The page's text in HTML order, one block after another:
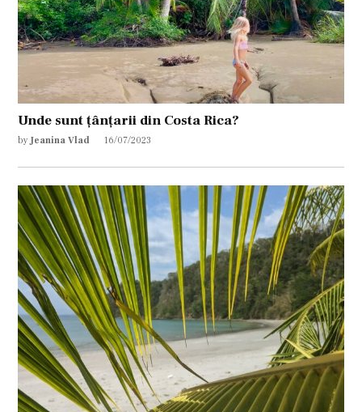
Unde sunt țânțarii din Costa Rica?
by Jeanina Vlad 16/07/2023